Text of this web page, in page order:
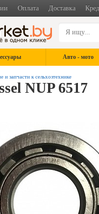
Оплата Доставка
Авто - мото
и запчасти к сельхозтехнике
NUP 6517